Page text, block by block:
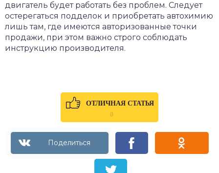
двигатель будет работать без проблем. Следует
остерегаться подделок и приобретать автохимию
лишь там, где имеются авторизованные точки
продажи, при этом важно строго соблюдать
инструкцию производителя.
ОТЛИЧНАЯ СТАТЬЯ
0